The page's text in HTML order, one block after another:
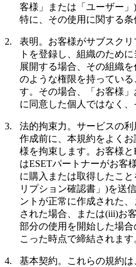
客様 」または「 ユーザー
特に、その使用に関する条
2. 表明。 お客様がサブスク
トを登録し、組織のため
展開する場合、その組織
のような権限を持ってい
す。その場合、「お客様
に同意した個人ではなく、
3. 法的拘束力。 サービスの
作成前に、本規約をよく
様を拘束します。お客様と
はESETパートナーがお客
に購入または取得したこと
リプション確認書 」)を送
ントが正常に作成された
された場合、または(iii)お
部分の使用を開始した場
こった時点で締結されます
4. 基本契約。
これらの規約